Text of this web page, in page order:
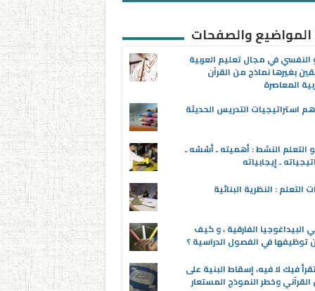
المواضيع والصفحات
النفسي في مجال تعليم العربية
بغيرها نماذج من القرآن
المعاصرة
استراتيجيات التدريس الحديثة
التعلم النشط : أهميته ـ أسُسُه ـ
ـ إيجابياته
التعلم : النظرية البنائية
البيداغوجيا الفارقية ، و كيف
توظيفها في الفصول الدراسية ؟
فيك لا فيه، إسقاط البنية على
وخطر النموذج المستعار